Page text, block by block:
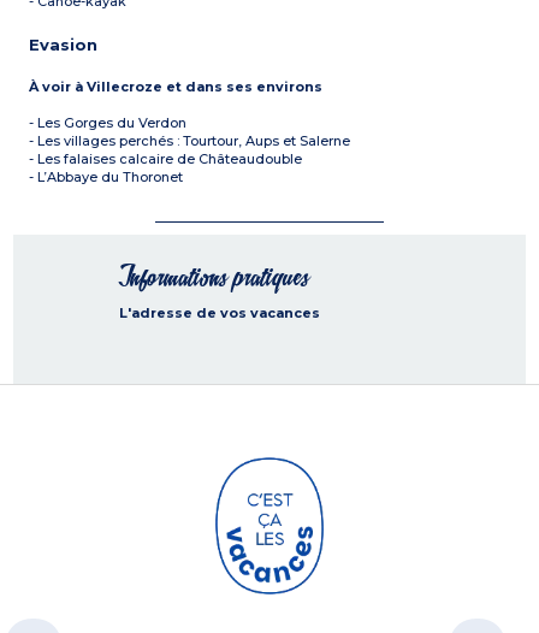
Evasion
À voir à Villecroze et dans ses environs
- Les Gorges du Verdon
- Les villages perchés : Tourtour, Aups et Salerne
- Les falaises calcaire de Châteaudouble
- L’Abbaye du Thoronet
Informations pratiques
L'adresse de vos vacances